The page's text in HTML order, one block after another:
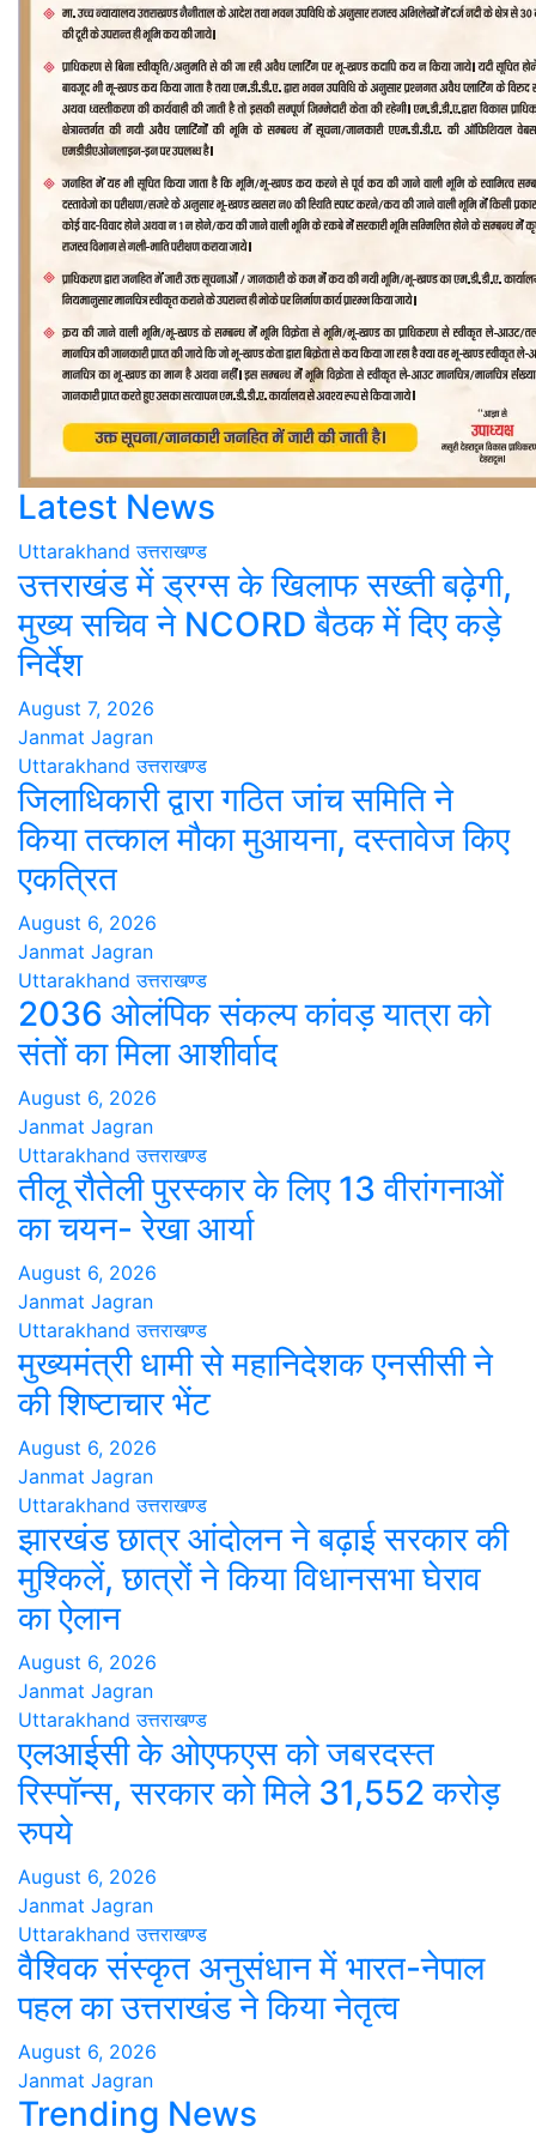
Latest News
Uttarakhand उत्तराखण्ड
उत्तराखंड में ड्रग्स के खिलाफ सख्ती बढ़ेगी,
मुख्य सचिव ने NCORD बैठक में दिए कड़े
निर्देश
August 7, 2026
Janmat Jagran
Uttarakhand उत्तराखण्ड
जिलाधिकारी द्वारा गठित जांच समिति ने
किया तत्काल मौका मुआयना, दस्तावेज किए
एकत्रित
August 6, 2026
Janmat Jagran
Uttarakhand उत्तराखण्ड
2036 ओलंपिक संकल्प कांवड़ यात्रा को
संतों का मिला आशीर्वाद
August 6, 2026
Janmat Jagran
Uttarakhand उत्तराखण्ड
तीलू रौतेली पुरस्कार के लिए 13 वीरांगनाओं
का चयन- रेखा आर्या
August 6, 2026
Janmat Jagran
Uttarakhand उत्तराखण्ड
मुख्यमंत्री धामी से महानिदेशक एनसीसी ने
की शिष्टाचार भेंट
August 6, 2026
Janmat Jagran
Uttarakhand उत्तराखण्ड
झारखंड छात्र आंदोलन ने बढ़ाई सरकार की
मुश्किलें, छात्रों ने किया विधानसभा घेराव
का ऐलान
August 6, 2026
Janmat Jagran
Uttarakhand उत्तराखण्ड
एलआईसी के ओएफएस को जबरदस्त
रिस्पॉन्स, सरकार को मिले 31,552 करोड़
रुपये
August 6, 2026
Janmat Jagran
Uttarakhand उत्तराखण्ड
वैश्विक संस्कृत अनुसंधान में भारत-नेपाल
पहल का उत्तराखंड ने किया नेतृत्व
August 6, 2026
Janmat Jagran
Trending News